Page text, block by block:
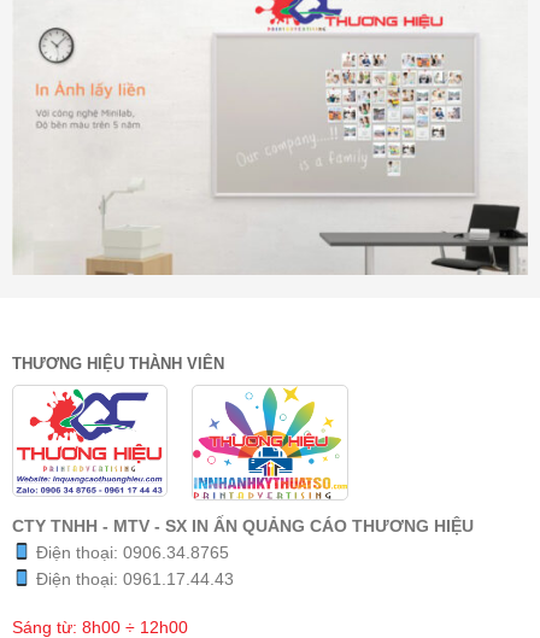
THƯƠNG HIỆU THÀNH VIÊN
CTY TNHH - MTV - SX IN ẤN QUẢNG CÁO THƯƠNG HIỆU
Điện thoại: 0906.34.8765
Điện thoại: 0961.17.44.43
Sáng từ: 8h00 ÷ 12h00